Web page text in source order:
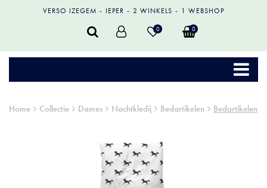
VERSO IZEGEM IEPER 2 WINKELS 1 WEBSHOP
0 0
Home Collectie Dames Nachtkledij Bedartikelen Bedartikelen